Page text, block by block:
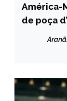
ESPORTES
América-
de poça